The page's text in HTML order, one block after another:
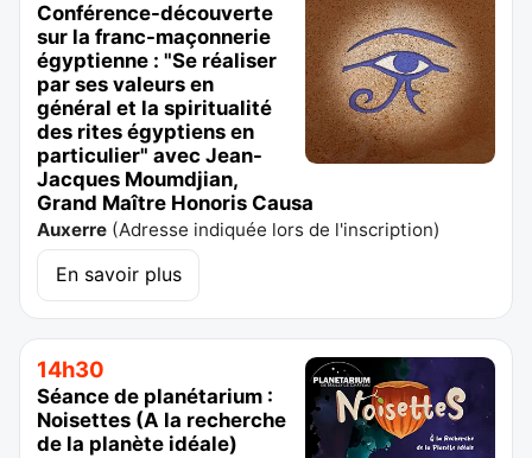
Conférence-découverte
sur la franc-maçonnerie
égyptienne : "Se réaliser
par ses valeurs en
général et la spiritualité
des rites égyptiens en
particulier" avec Jean-
Jacques Moumdjian,
Grand Maître Honoris Causa
Auxerre (Adresse indiquée lors de l'inscription)
En savoir plus
14h30
Séance de planétarium :
Noisettes (A la recherche
de la planète idéale)